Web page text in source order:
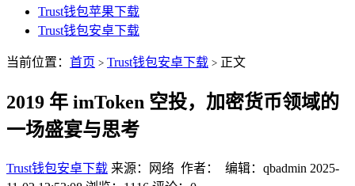
Trust钱包苹果下载
Trust钱包安卓下载
当前位置： 首页 > Trust钱包安卓下载 > 正文
2019 年 imToken 空投，加密货币领域的
一场盛宴与思考
Trust钱包安卓下载 来源：网络 作者： 编辑：qbadmin 2025-